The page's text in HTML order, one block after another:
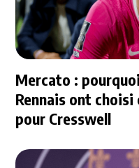
Mercato :
Rennais ont
pour Cresswell